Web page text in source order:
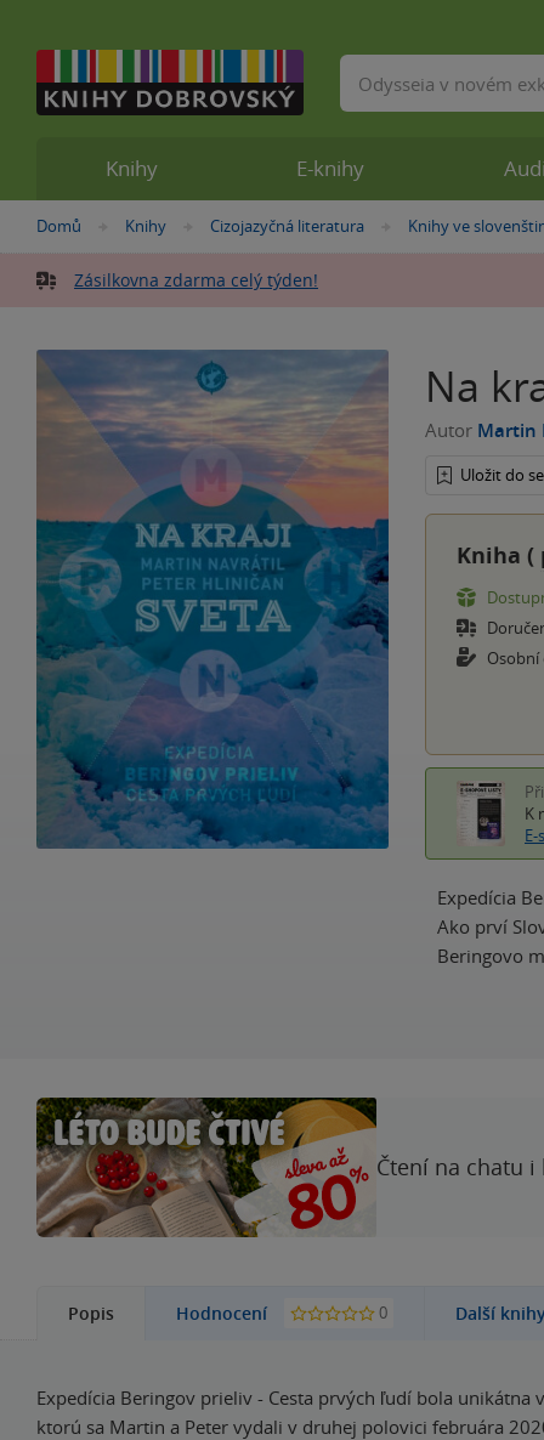
Nacházíte
zde:
Domů »
Knihy »
Cizojazyčná literatura »
Knihy ve
Zásilkovna zdarma celý týden!
Na
Autor Martin
Uložit do
Kniha (
K
Expedícia
Ako prví
Beringovo
Čtení na chatu i
Popis Hodnocení 0 Další
Expedícia Beringov prieliv - Cesta prvých ľudí bola unikátna
ktorú sa Martin a Peter vydali v druhej polovici februára
Knihy E-knihy
Vyhledávání